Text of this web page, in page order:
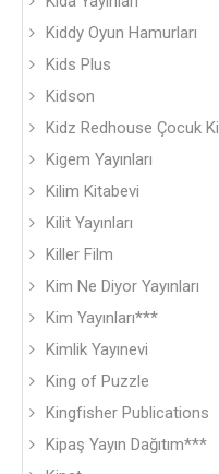
Kiddy Oyun Hamurları
Kids Plus
Kidson
Kidz Redhouse Çocuk
Kigem Yayınları
Kilim Kitabevi
Kilit Yayınları
Killer Film
Kim Ne Diyor Yayınları
Kim Yayınları***
Kimlik Yayınevi
King of Puzzle
Kingfisher Publications
Kipaş Yayın Dağıtım***